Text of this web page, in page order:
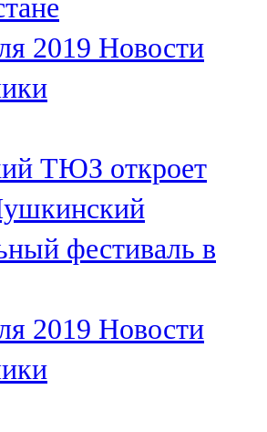
2019 Новости
ТЮЗ откроет
фестиваль в
2019 Новости